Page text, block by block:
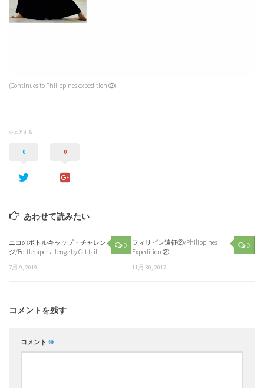
(Continues to Philippines expedition ②)
シェアする
0 0
あわせて読みたい
0
ニコのボトルキャップ・チャレン
ジ/Bottlecapchallenge by Cat tail
7月 9, 2019
0
フィリピン遠征②/Philippines
Expedition ②
11月 30, 2017
コメントを残す
コメント ※